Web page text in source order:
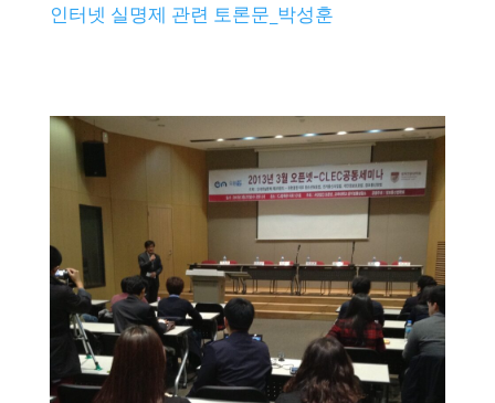
인터넷 실명제 관련 토론문_박성훈